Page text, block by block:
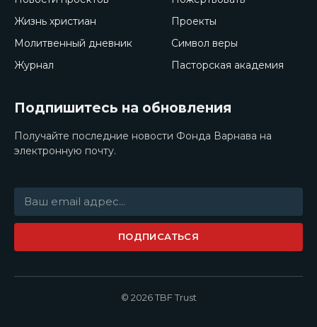
Жизнь христиан
Молитвенный дневник
Журнал
Проекты
Символ веры
Пасторская академия
Подпишитесь на обновления
Получайте последние новости Фонда Варнава на
электронную почту.
ПОДПИСАТЬСЯ
© 2026 TBF Trust